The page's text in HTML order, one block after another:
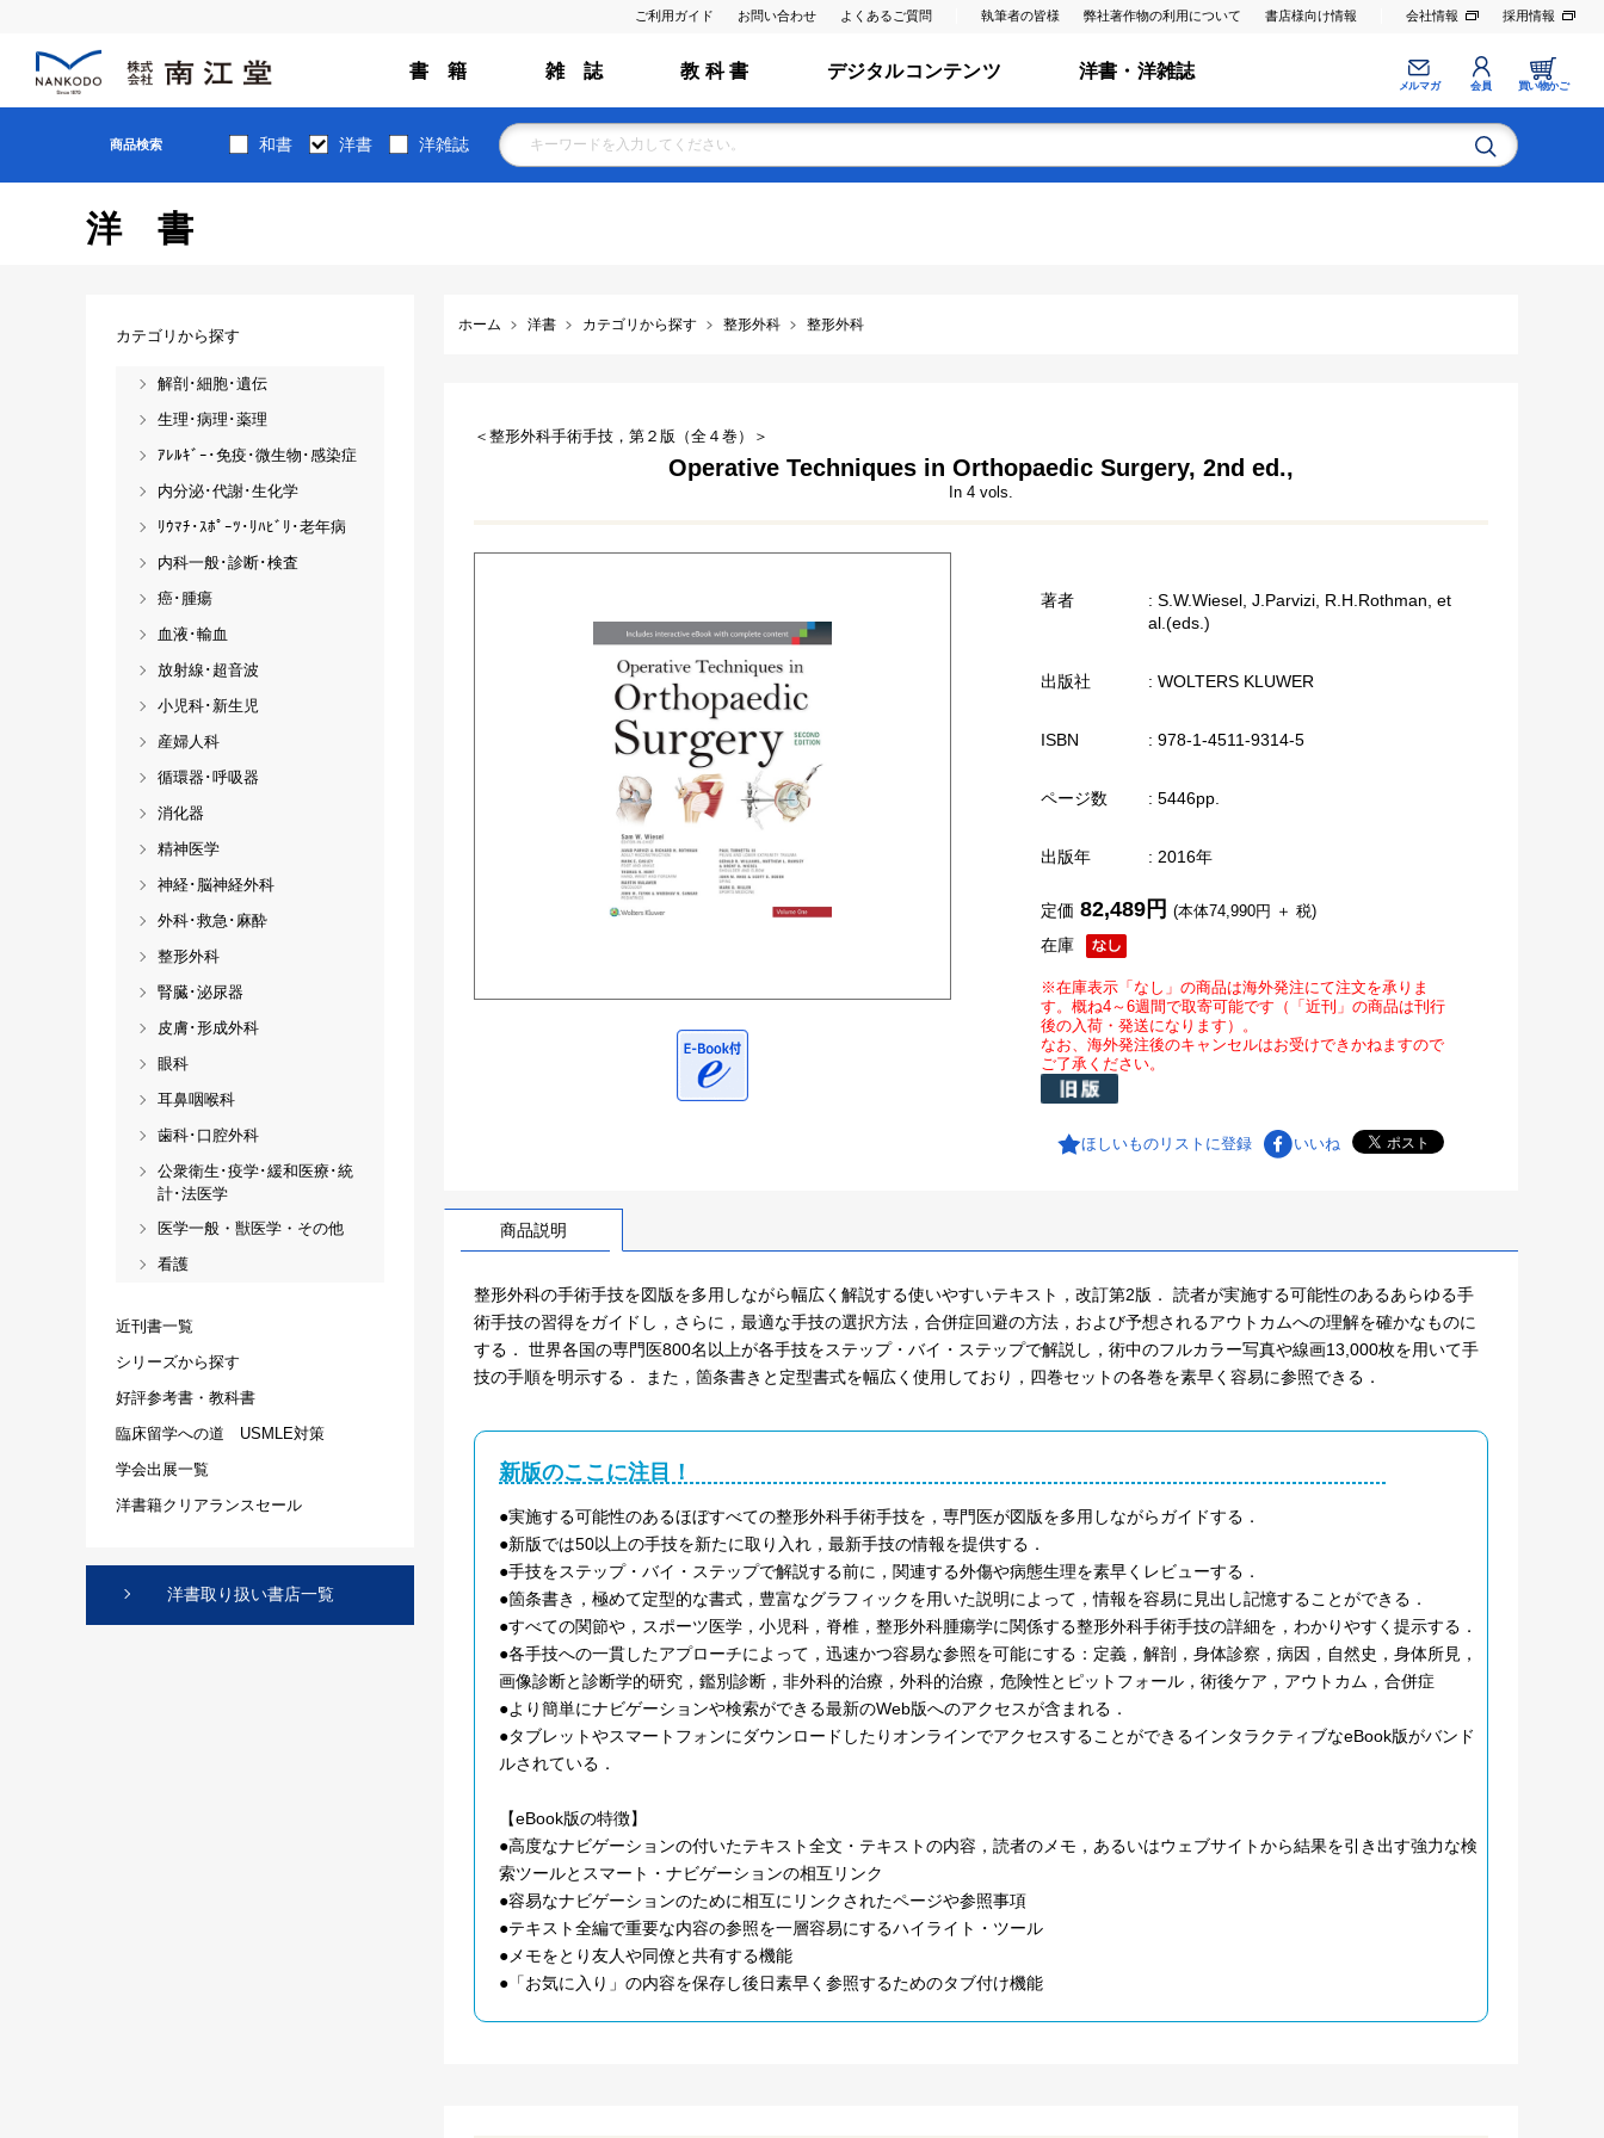
ご利用ガイド お問い合わせ よくあるご質問 執筆者の皆様 弊社著作物の利用について 書店様向け情報 会社情報 採用情報
書 籍 雑 誌 教 科 書 デジタルコンテンツ 洋書・洋雑誌
メルマガ 会員 買い物かご
商品検索 和書 洋書 洋雑誌
洋書
ホーム 洋書 カテゴリから探す 整形外科 整形外科
＜整形外科手術手技，第２版（全４巻）＞
Operative Techniques in Orthopaedic Surgery, 2nd ed.,
In 4 vols.
著者
: S.W.Wiesel, J.Parvizi, R.H.Rothman, et
al.(eds.)
出版社 : WOLTERS KLUWER
ISBN : 978-1-4511-9314-5
ページ数 : 5446pp.
出版年 : 2016年
在庫
定価 82,489円 (本体74,990円 ＋ 税)
※在庫表示「なし」の商品は海外発注にて注文を承りま
す。概ね4～6週間で取寄可能です（「近刊」の商品は刊行
後の入荷・発送になります）。
なお、海外発注後のキャンセルはお受けできかねますので
ご了承ください。
ほしいものリストに登録 いいね
商品説明
整形外科の手術手技を図版を多用しながら幅広く解説する使いやすいテキスト，改訂第2版． 読者が実施する可能性のあるあらゆる手
術手技の習得をガイドし，さらに，最適な手技の選択方法，合併症回避の方法，および予想されるアウトカムへの理解を確かなものに
する． 世界各国の専門医800名以上が各手技をステップ・バイ・ステップで解説し，術中のフルカラー写真や線画13,000枚を用いて手
技の手順を明示する． また，箇条書きと定型書式を幅広く使用しており，四巻セットの各巻を素早く容易に参照できる．
新版のここに注目！
●実施する可能性のあるほぼすべての整形外科手術手技を，専門医が図版を多用しながらガイドする．
●新版では50以上の手技を新たに取り入れ，最新手技の情報を提供する．
●手技をステップ・バイ・ステップで解説する前に，関連する外傷や病態生理を素早くレビューする．
●箇条書き，極めて定型的な書式，豊富なグラフィックを用いた説明によって，情報を容易に見出し記憶することができる．
●すべての関節や，スポーツ医学，小児科，脊椎，整形外科腫瘍学に関係する整形外科手術手技の詳細を，わかりやすく提示する．
●各手技への一貫したアプローチによって，迅速かつ容易な参照を可能にする：定義，解剖，身体診察，病因，自然史，身体所見，
画像診断と診断学的研究，鑑別診断，非外科的治療，外科的治療，危険性とピットフォール，術後ケア，アウトカム，合併症
●より簡単にナビゲーションや検索ができる最新のWeb版へのアクセスが含まれる．
●タブレットやスマートフォンにダウンロードしたりオンラインでアクセスすることができるインタラクティブなeBook版がバンド
ルされている．
【eBook版の特徴】
●高度なナビゲーションの付いたテキスト全文・テキストの内容，読者のメモ，あるいはウェブサイトから結果を引き出す強力な検
索ツールとスマート・ナビゲーションの相互リンク
●容易なナビゲーションのために相互にリンクされたページや参照事項
●テキスト全編で重要な内容の参照を一層容易にするハイライト・ツール
●メモをとり友人や同僚と共有する機能
●「お気に入り」の内容を保存し後日素早く参照するためのタブ付け機能
カテゴリから探す
解剖･細胞･遺伝
生理･病理･薬理
ｱﾚﾙｷﾞｰ･免疫･微生物･感染症
内分泌･代謝･生化学
ﾘｳﾏﾁ･ｽﾎﾟｰﾂ･ﾘﾊﾋﾞﾘ･老年病
内科一般･診断･検査
癌･腫瘍
血液･輸血
放射線･超音波
小児科･新生児
産婦人科
循環器･呼吸器
消化器
精神医学
神経･脳神経外科
外科･救急･麻酔
整形外科
腎臓･泌尿器
皮膚･形成外科
眼科
耳鼻咽喉科
歯科･口腔外科
公衆衛生･疫学･緩和医療･統
計･法医学
医学一般・獣医学・その他
看護
近刊書一覧
シリーズから探す
好評参考書・教科書
臨床留学への道 USMLE対策
学会出展一覧
洋書籍クリアランスセール
洋書取り扱い書店一覧